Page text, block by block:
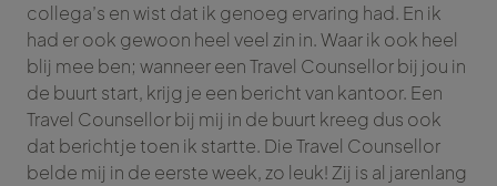
collega’s en wist dat ik genoeg ervaring had. En ik
had er ook gewoon heel veel zin in. Waar ik ook heel
blij mee ben; wanneer een Travel Counsellor bij jou in
de buurt start, krijg je een bericht van kantoor. Een
Travel Counsellor bij mij in de buurt kreeg dus ook
dat berichtje toen ik startte. Die Travel Counsellor
belde mij in de eerste week, zo leuk! Zij is al jarenlang